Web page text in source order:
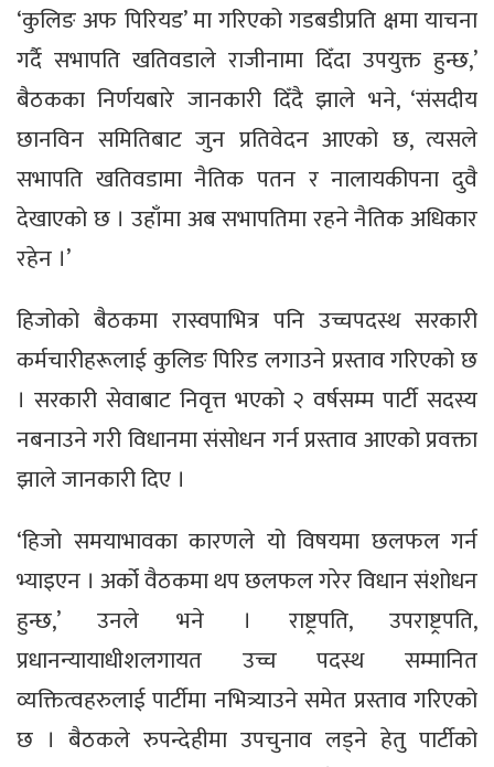
‘कुलिङ अफ पिरियड’ मा गरिएको गडबडीप्रति क्षमा याचना
गर्दै सभापति खतिवडाले राजीनामा दिँदा उपयुक्त हुन्छ,’
बैठकका निर्णयबारे जानकारी दिँदै झाले भने, ‘संसदीय
छानविन समितिबाट जुन प्रतिवेदन आएको छ, त्यसले
सभापति खतिवडामा नैतिक पतन र नालायकीपना दुवै
देखाएको छ । उहाँमा अब सभापतिमा रहने नैतिक अधिकार
रहेन ।’
हिजोको बैठकमा रास्वपाभित्र पनि उच्चपदस्थ सरकारी
कर्मचारीहरूलाई कुलिङ पिरिड लगाउने प्रस्ताव गरिएको छ
। सरकारी सेवाबाट निवृत्त भएको २ वर्षसम्म पार्टी सदस्य
नबनाउने गरी विधानमा संसोधन गर्न प्रस्ताव आएको प्रवक्ता
झाले जानकारी दिए ।
‘हिजो समयाभावका कारणले यो विषयमा छलफल गर्न
भ्याइएन । अर्को वैठकमा थप छलफल गरेर विधान संशोधन
हुन्छ,’ उनले भने । राष्ट्रपति, उपराष्ट्रपति,
प्रधानन्यायाधीशलगायत उच्च पदस्थ सम्मानित
व्यक्तित्वहरुलाई पार्टीमा नभित्र्याउने समेत प्रस्ताव गरिएको
छ । बैठकले रुपन्देहीमा उपचुनाव लड्ने हेतु पार्टीको